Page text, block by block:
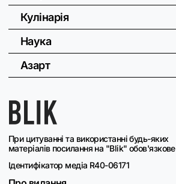
При цитуванні та використанні будь-яких
матеріалів посилання на "Blik" обов'язкове
Ідентифікатор медіа R40-06171
Кулінарія
Наука
Азарт